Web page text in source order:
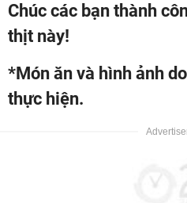
Chúc các bạn thành
thịt này!
*Món ăn và hình ảnh
thực hiện.